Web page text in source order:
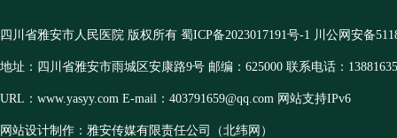
四川省雅安市人民医院 版权所有 蜀ICP备2023017191号-1 川公网安备
地址：四川省雅安市雨城区安康路9号 邮编：625000 联系电话：
URL：www.yasyy.com E-mail：403791659@qq.com 网站支持IPv6
网站设计制作：雅安传媒有限责任公司（北纬网）